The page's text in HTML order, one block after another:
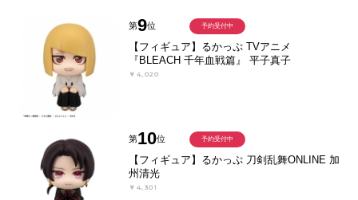
第9位
【フィギュア】るかっぷ TVアニメ
『BLEACH 千年血戦篇』 平子真子
￥4,020
予約受付中
第10位
【フィギュア】るかっぷ 刀剣乱舞ONLINE 加
州清光
￥4,301
予約受付中